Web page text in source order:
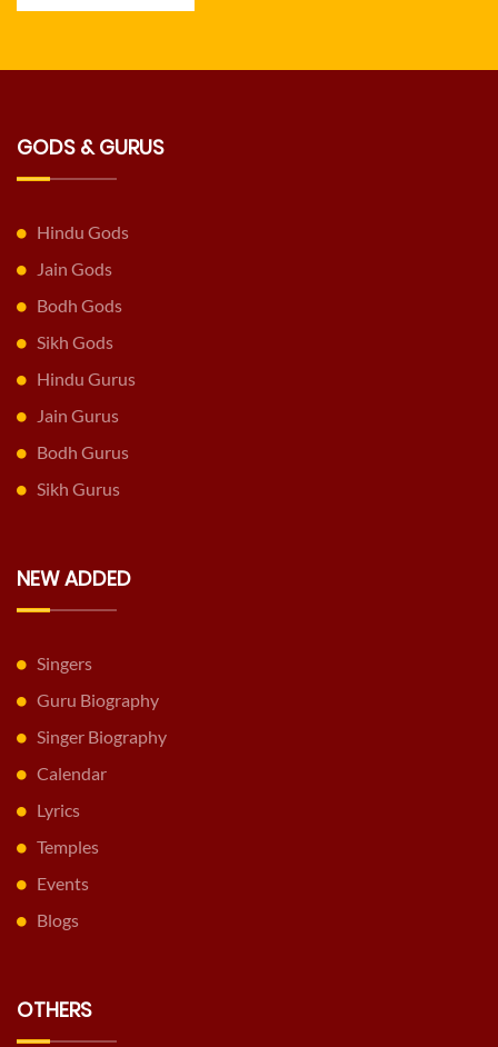
GODS & GURUS
Hindu Gods
Jain Gods
Bodh Gods
Sikh Gods
Hindu Gurus
Jain Gurus
Bodh Gurus
Sikh Gurus
NEW ADDED
Singers
Guru Biography
Singer Biography
Calendar
Lyrics
Temples
Events
Blogs
OTHERS